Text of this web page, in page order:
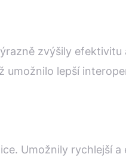
zvýšily
lepší
Umožnily rychlejší